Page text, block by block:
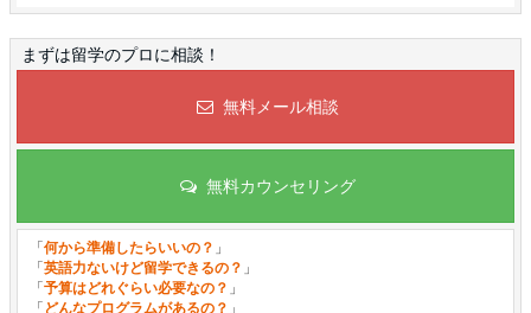
まずは留学のプロに相談！
無料メール相談
無料カウンセリング
「何から準備したらいいの？ 」
「英語力ないけど留学できるの？ 」
「予算はどれぐらい必要なの？ 」
「 どんなプログラムがあるの？ 」